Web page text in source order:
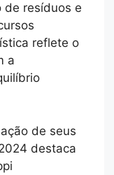
de resíduos e
reflete o
a
de seus
destaca